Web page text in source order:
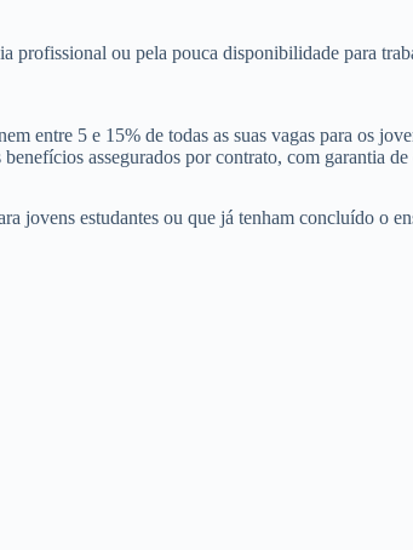
ou pela pouca disponibilidade para
entre 5 e 15% de todas as suas vagas para os
assegurados por contrato, com garantia de
jovens estudantes ou que já tenham concluído o